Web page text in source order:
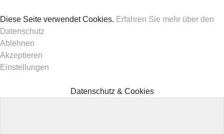
Diese Seite verwendet Cookies. Erfahren Sie mehr über den
Datenschutz
Ablehnen
Akzeptieren
Einstellungen
Datenschutz & Cookies